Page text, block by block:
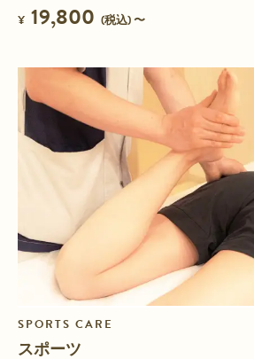
¥ 19,800 (税込) 〜
SPORTS CARE
スポーツ